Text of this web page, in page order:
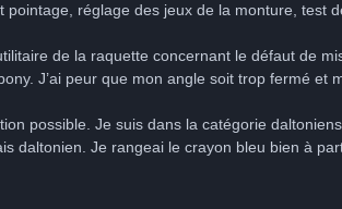
réglage des jeux de la monture, test
de la raquette concernant le défaut de
J’ai peur que mon angle soit trop fermé et
possible. Je suis dans la catégorie daltoniens
daltonien. Je rangeai le crayon bleu bien à